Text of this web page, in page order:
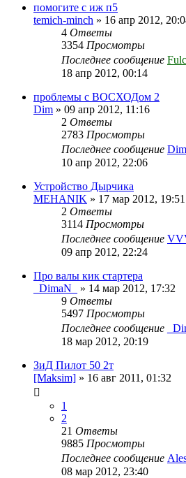
помогите с иж п5
temich-minch » 16 апр 2012,
4 Ответы
3354 Просмотры
Последнее сообщение
18 апр 2012, 00:14
проблемы с ВОСХОДом 2
Dim » 09 апр 2012, 11:16
2 Ответы
2783 Просмотры
Последнее сообщение Dim
10 апр 2012, 22:06
Устройство Дырчика
MEHANIK » 17 мар 2012, 19:51
2 Ответы
3114 Просмотры
Последнее сообщение
09 апр 2012, 22:24
Про валы кик стартера
_DimaN_
» 14 мар 2012, 17:32
9 Ответы
5497 Просмотры
Последнее сообщение
18 мар 2012, 20:19
ЗиД Пилот 50 2т
[Maksim] » 16 авг 2011, 01:32
1
2
21 Ответы
9885 Просмотры
Последнее сообщение
08 мар 2012, 23:40